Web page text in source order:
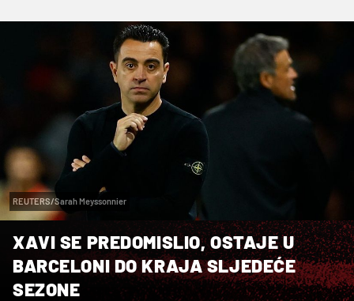
REUTERS/Sarah Meyssonnier
XAVI SE PREDOMISLIO, OSTAJE U
BARCELONI DO KRAJA SLJEDEĆE
SEZONE